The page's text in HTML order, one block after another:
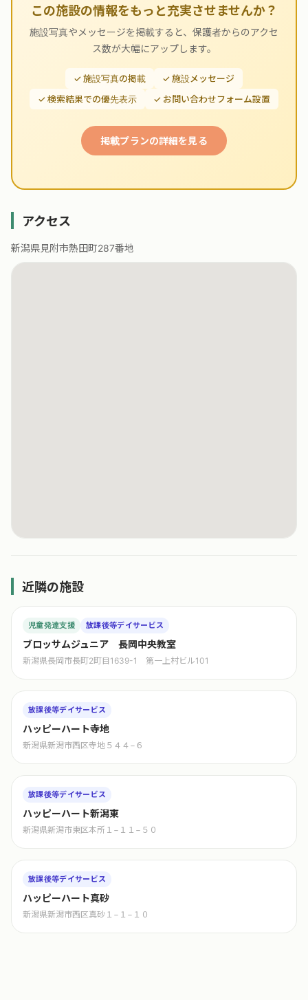
この施設の情報をもっと充実させませんか？
施設写真やメッセージを掲載すると、保護者からのアクセ
ス数が大幅にアップします。
✓ 施設写真の掲載
✓ 施設メッセージ
✓ 検索結果での優先表示
✓ お問い合わせフォーム設置
掲載プランの詳細を見る
アクセス
新潟県見附市熱田町287番地
近隣の施設
児童発達支援 放課後等デイサービス
ブロッサムジュニア 長岡中央教室
新潟県長岡市長町2町目1639-1 第一上村ビル101
放課後等デイサービス
ハッピーハート寺地
新潟県新潟市西区寺地５４４−６
放課後等デイサービス
ハッピーハート新潟東
新潟県新潟市東区本所１−１１−５０
放課後等デイサービス
ハッピーハート真砂
新潟県新潟市西区真砂１−１−１０